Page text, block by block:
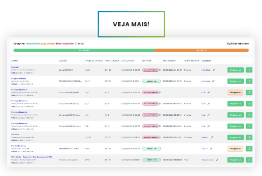
VEJA MAIS!